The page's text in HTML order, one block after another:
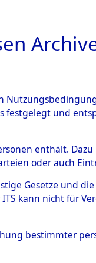
festgelegt und
enthält.
oder auch
Gesetze und
kann nicht für
bestimmter